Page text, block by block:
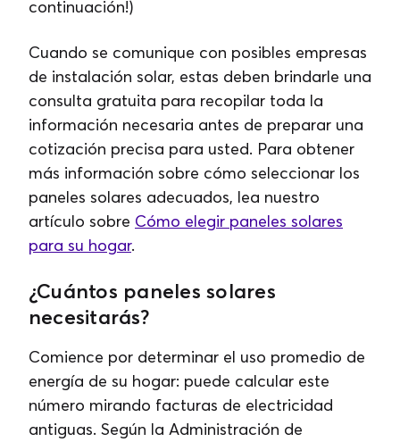
continuación!)
Cuando se comunique con posibles empresas
de instalación solar, estas deben brindarle una
consulta gratuita para recopilar toda la
información necesaria antes de preparar una
cotización precisa para usted. Para obtener
más información sobre cómo seleccionar los
paneles solares adecuados, lea nuestro
artículo sobre Cómo elegir paneles solares
para su hogar.
¿Cuántos paneles solares
necesitarás?
Comience por determinar el uso promedio de
energía de su hogar: puede calcular este
número mirando facturas de electricidad
antiguas. Según la Administración de